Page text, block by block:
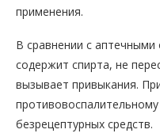
применения.
В сравнении с аптечными
содержит спирта, не
вызывает привыкания.
безрецептурных средств.